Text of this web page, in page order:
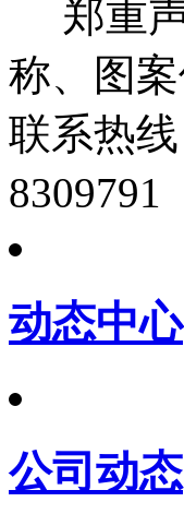
郑重声
称、图
联系热线
动态中心
公司动态